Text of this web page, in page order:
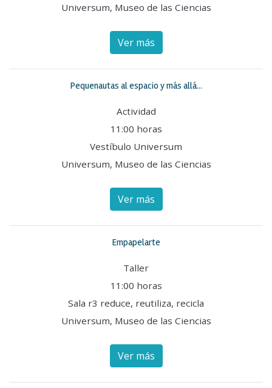
Universum, Museo de las Ciencias
Ver más
Pequenautas al espacio y más allá...
Actividad
11:00 horas
Vestíbulo Universum
Universum, Museo de las Ciencias
Ver más
Empapelarte
Taller
11:00 horas
Sala r3 reduce, reutiliza, recicla
Universum, Museo de las Ciencias
Ver más